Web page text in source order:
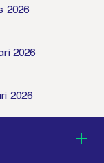
2026
2026
2026